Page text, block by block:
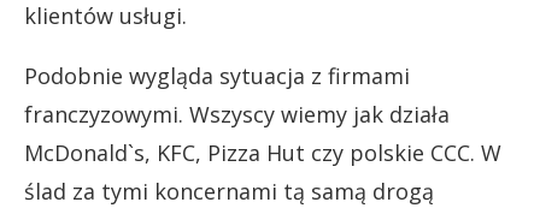
klientów usługi.
Podobnie wygląda sytuacja z firmami
franczyzowymi. Wszyscy wiemy jak działa
McDonald`s, KFC, Pizza Hut czy polskie CCC. W
ślad za tymi koncernami tą samą drogą